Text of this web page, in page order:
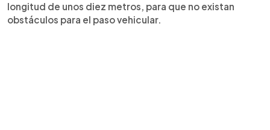
longitud de unos diez metros, para que no existan
obstáculos para el paso vehicular.